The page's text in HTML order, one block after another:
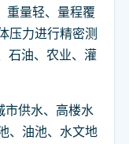
重量轻、量程覆
压力进行精密测
石油、农业、灌
市供水、高楼水
、油池、水文地